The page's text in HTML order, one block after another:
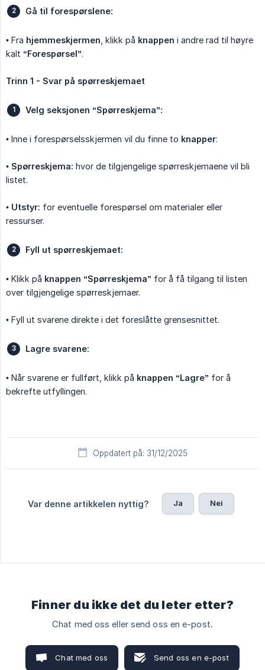
Gå til forespørslene:
• Fra hjemmeskjermen , klikk på knappen i andre rad til høyre
kalt “Forespørsel”.
Trinn 1 - Svar på spørreskjemaet
Velg seksjonen “Spørreskjema”:
• Inne i forespørselsskjermen vil du finne to knapper:
• Spørreskjema: hvor de tilgjengelige spørreskjemaene vil bli
listet.
• Utstyr: for eventuelle forespørsel om materialer eller
ressurser.
Fyll ut spørreskjemaet:
• Klikk på knappen “Spørreskjema” for å få tilgang til listen
over tilgjengelige spørreskjemaer.
• Fyll ut svarene direkte i det foreslåtte grensesnittet.
Lagre svarene:
• Når svarene er fullført, klikk på knappen “Lagre” for å
bekrefte utfyllingen.
Oppdatert på: 31/12/2025
Var denne artikkelen nyttig? Ja Nei
Finner du ikke det du leter etter?
Chat med oss eller send oss en e-post.
Chat med oss Send oss en e-post